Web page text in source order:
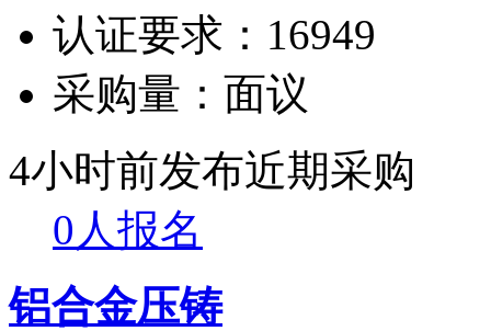
认证要求： 16949
采购量： 面议
4小时前发布近期采购
0人报名
铝合金压铸